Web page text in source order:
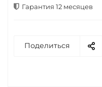
Гарантия 12 месяцев
Поделиться